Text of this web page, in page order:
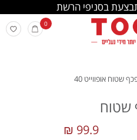
בסניפי הרשת
0
שטוח אופווייט 40
שטוח
99.9 ₪